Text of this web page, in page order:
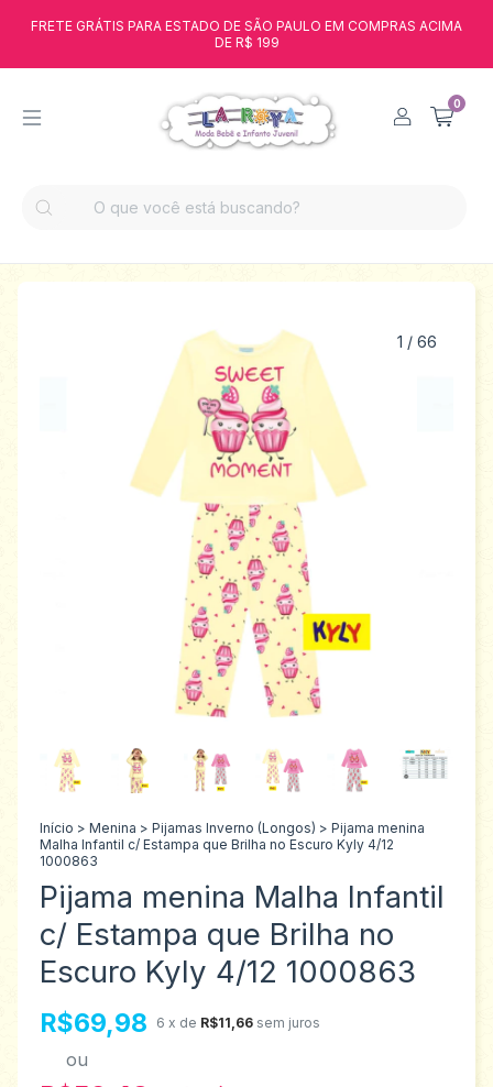
FRETE GRÁTIS PARA ESTADO DE SÃO PAULO EM COMPRAS ACIMA
DE R$ 199
0
1 / 66
Início > Menina > Pijamas Inverno (Longos) > Pijama menina
Malha Infantil c/ Estampa que Brilha no Escuro Kyly 4/12
1000863
Pijama menina Malha Infantil
c/ Estampa que Brilha no
Escuro Kyly 4/12 1000863
R$69,98 6 x de R$11,66 sem juros
ou